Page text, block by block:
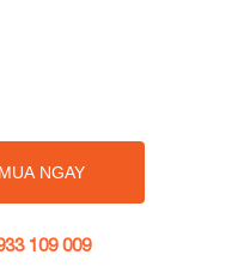
MUA NGAY
109 009